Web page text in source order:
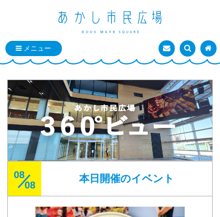
お問い合わせ
検索を表
ト
08
／
08
本日開催のイベント